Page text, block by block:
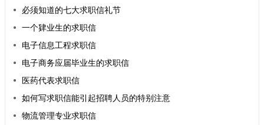
必须知道的七大求职信礼节
一个肄业生的求职信
电子信息工程求职信
电子商务应届毕业生的求职信
医药代表求职信
如何写求职信能引起招聘人员的特别注意
物流管理专业求职信